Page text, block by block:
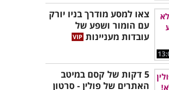
צאו למסע מודרך בניו יורק
עם הומור ושפע של
עובדות מעניינות
5 דקות של קסם במיטב
האתרים של פולין - סרטון